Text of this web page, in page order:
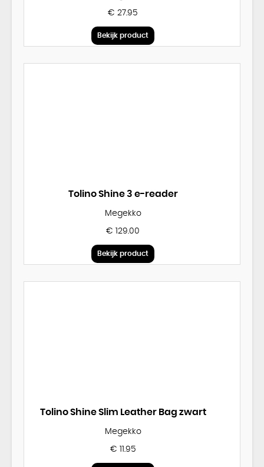
€ 27.95
Bekijk product
Tolino Shine 3 e-reader
Megekko
€ 129.00
Bekijk product
Tolino Shine Slim Leather Bag zwart
Megekko
€ 11.95